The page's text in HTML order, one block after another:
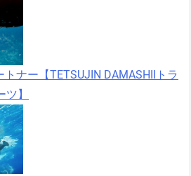
ナー【TETSUJIN DAMASHIIトラ
】